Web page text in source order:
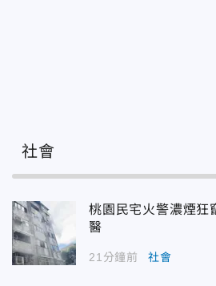
社會
桃園民宅火警濃煙
醫
21分鐘前 社會